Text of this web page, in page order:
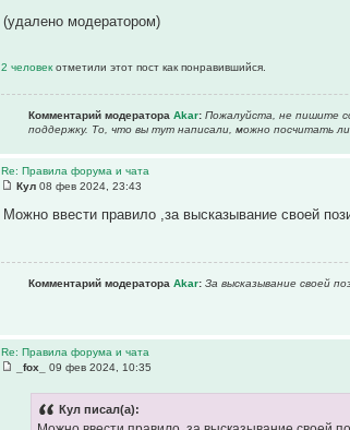
(удалено модератором)
2 человекотметили этот пост как понравившийся.
Комментарий модератораAkar: Пожалуйста, не пишите
поддержку. То, что вы тут написали, можно посчитать
Re: Правила форума и чата
Кул 08 фев 2024, 23:43
Можно ввести правило ,за высказывание своей
Комментарий модератораAkar: За высказывание своей
Re: Правила форума и чата
_fox_
09 фев 2024, 10:35
Кул писал(а):